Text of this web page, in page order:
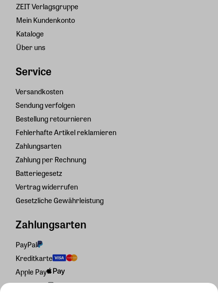
ZEIT Verlagsgruppe
Mein Kundenkonto
Kataloge
Über uns
Service
Versandkosten
Sendung verfolgen
Bestellung retournieren
Fehlerhafte Artikel reklamieren
Zahlungsarten
Zahlung per Rechnung
Batteriegesetz
Vertrag widerrufen
Gesetzliche Gewährleistung
Zahlungsarten
PayPal
Kreditkarte
Apple Pay
Rechnung